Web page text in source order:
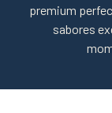
premium
sabores